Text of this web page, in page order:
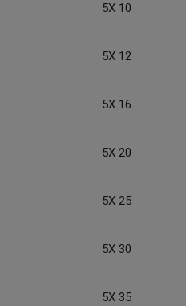
5X 10
5X 12
5X 16
5X 20
5X 25
5X 30
5X 35